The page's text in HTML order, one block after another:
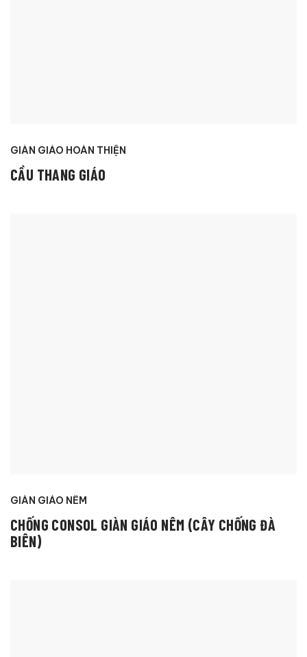
GIÀN GIÁO HOÀN THIỆN
CẦU THANG GIÁO
GIÀN GIÁO NÊM
CHỐNG CONSOL GIÀN GIÁO NÊM (CÂY CHỐNG ĐÀ
BIÊN)